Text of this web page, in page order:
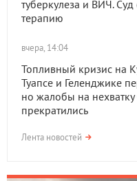
туберкулеза и ВИЧ.
терапию
вчера, 14:04
Топливный кризис на
Туапсе и Геленджике
но жалобы на
прекратились
Лента новостей